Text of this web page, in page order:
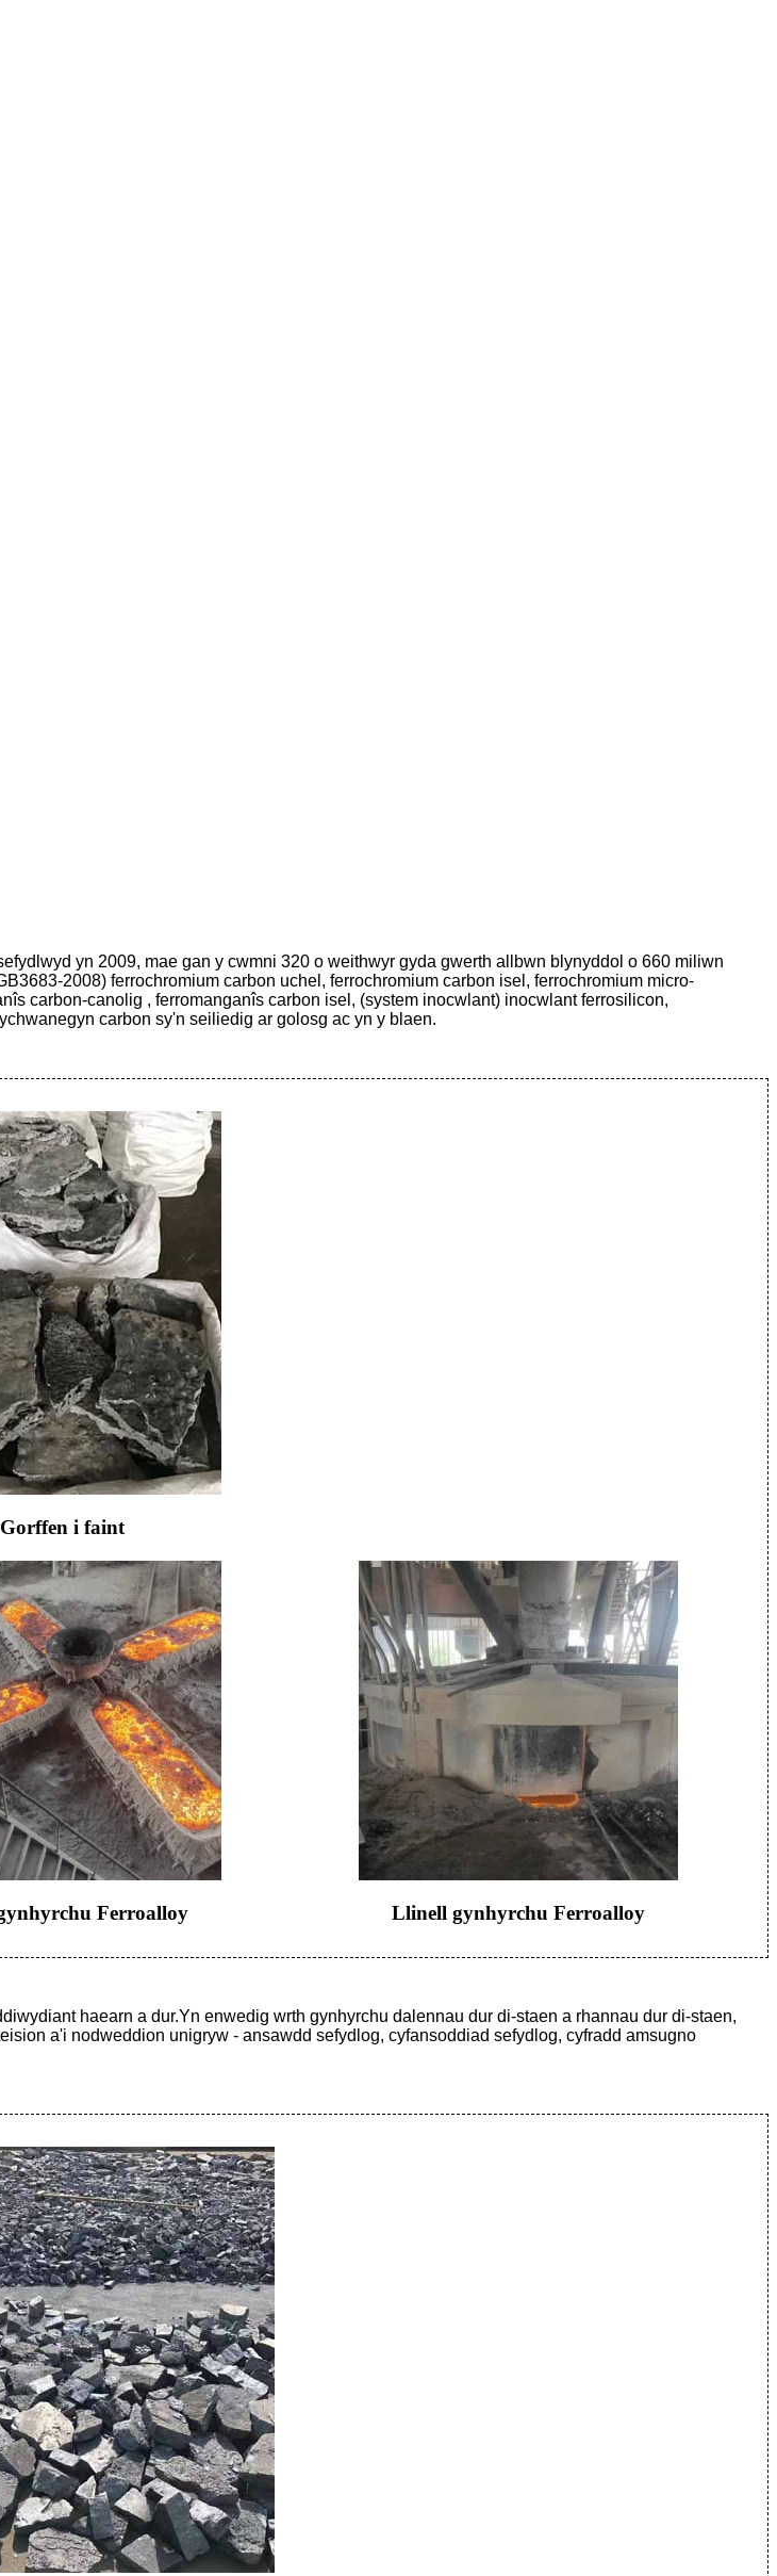
yn 2009, mae gan y cwmni 320 o weithwyr gyda gwerth allbwn blynyddol o 660 miliwn
2008) ferrochromium carbon uchel, ferrochromium carbon isel, ferrochromium micro-
carbon-canolig , ferromanganîs carbon isel, (system inocwlant) inocwlant ferrosilicon,
carbon sy'n seiliedig ar golosg ac yn y blaen.
Gorffen i faint
Ferroalloy Llinell gynhyrchu Ferroalloy
haearn a dur.Yn enwedig wrth gynhyrchu dalennau dur di-staen a rhannau dur di-staen,
a'i nodweddion unigryw - ansawdd sefydlog, cyfansoddiad sefydlog, cyfradd amsugno